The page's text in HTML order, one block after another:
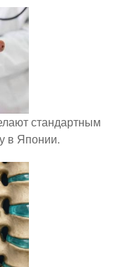
стандартным
в Японии.